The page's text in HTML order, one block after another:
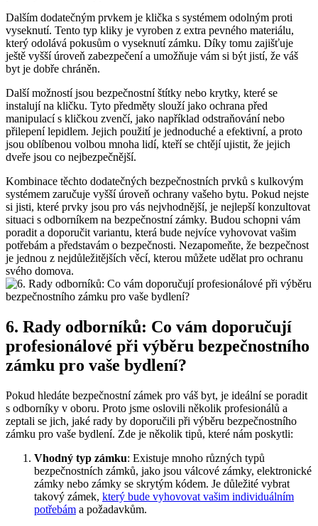
Dalším​ dodatečným prvkem je klička ⁤s systémem ‍odolným proti⁣
vyseknutí. Tento typ⁣ kliky je vyroben z‌ extra pevného ‌materiálu,
který odolává pokusům o vyseknutí ​zámku. Díky ⁤tomu zajišťuje
⁢ještě vyšší‌ úroveň​ zabezpečení a umožňuje‌ vám si být jistí, že váš
byt je dobře chráněn.
Další možností jsou bezpečnostní​ štítky nebo⁣ krytky, ⁢které se
instalují ⁢na kličku. Tyto předměty ⁣slouží jako ⁤ochrana‍ před
⁣manipulací s kličkou zvenčí, jako⁣ například odstraňování nebo
přilepení lepidlem. Jejich použití‍ je jednoduché a efektivní, a⁣ proto
jsou oblíbenou volbou mnoha⁢ lidí, kteří se chtějí ujistit, že jejich
dveře jsou co nejbezpečnější.
Kombinace těchto dodatečných bezpečnostních‍ prvků s kulkovým⁢
systémem zaručuje vyšší úroveň ochrany vašeho bytu. Pokud‍ nejste
⁤si jisti, které prvky jsou pro vás nejvhodnější, je ‌nejlepší ⁤konzultovat
situaci s odborníkem na bezpečnostní zámky. Budou ⁤schopni vám
poradit a doporučit variantu, která ⁣bude nejvíce vyhovovat vašim ​
potřebám​ a představám o bezpečnosti. Nezapomeňte, že bezpečnost ​
je jednou z nejdůležitějších⁢ věcí, kterou ⁣můžete udělat pro ochranu
svého domova.
6. Rady odborníků: Co vám doporučují
profesionálové při výběru bezpečnostního
zámku ‌pro‍ vaše bydlení?
Pokud⁣ hledáte ​bezpečnostní zámek pro váš byt, je ideální se‌ poradit⁢
s ‍odborníky v oboru. Proto jsme ‍oslovili několik⁤ profesionálů a
‌zeptali se‍ jich,⁤ jaké rady by doporučili při výběru bezpečnostního
zámku​ pro vaše bydlení. Zde je⁤ několik tipů, které nám poskytli:
Vhodný typ⁣ zámku: Existuje mnoho různých typů
bezpečnostních zámků, jako jsou ⁢válcové zámky, ‍elektronické
zámky nebo zámky se skrytým kódem. Je důležité vybrat
takový ⁤zámek, který bude vyhovovat vašim individuálním
potřebám a požadavkům.